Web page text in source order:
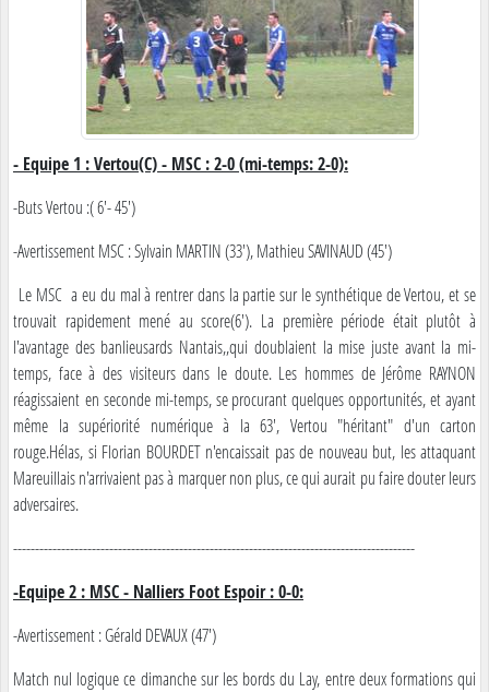
- Equipe 1 : Vertou(C) - MSC : 2-0 (mi-temps: 2-0):
-Buts Vertou :( 6'- 45')
-Avertissement MSC : Sylvain MARTIN (33'), Mathieu SAVINAUD (45')
Le MSC a eu du mal à rentrer dans la partie sur le synthétique de Vertou, et se
trouvait rapidement mené au score(6'). La première période était plutôt à
l'avantage des banlieusards Nantais,,qui doublaient la mise juste avant la mi-
temps, face à des visiteurs dans le doute. Les hommes de Jérôme RAYNON
réagissaient en seconde mi-temps, se procurant quelques opportunités, et ayant
même la supériorité numérique à la 63', Vertou "héritant" d'un carton
rouge.Hélas, si Florian BOURDET n'encaissait pas de nouveau but, les attaquant
Mareuillais n'arrivaient pas à marquer non plus, ce qui aurait pu faire douter leurs
adversaires.
--------------------------------------------------------------------------------------------
-Equipe 2 : MSC - Nalliers Foot Espoir : 0-0:
-Avertissement : Gérald DEVAUX (47')
Match nul logique ce dimanche sur les bords du Lay, entre deux formations qui